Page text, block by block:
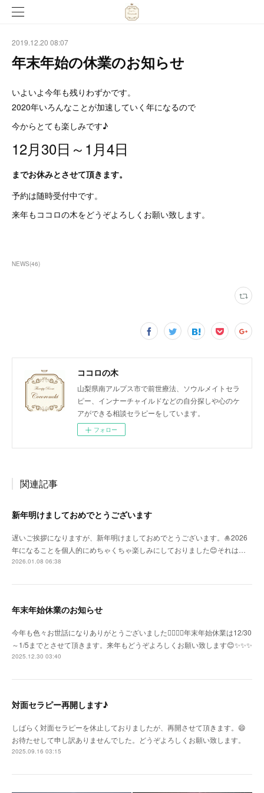
2019.12.20 08:07
年末年始の休業のお知らせ
いよいよ今年も残りわずかです。
2020年いろんなことが加速していく年になるので
今からとても楽しみです♪
12月30日～1月4日
までお休みとさせて頂きます。
予約は随時受付中です。
来年もココロの木をどうぞよろしくお願い致します。
NEWS(46)
ココロの木
山梨県南アルプス市で前世療法、ソウルメイトセラ
ピー、インナーチャイルドなどの自分探しや心のケ
アができる相談セラピーをしています。
フォロー
関連記事
新年明けましておめでとうございます
遅いご挨拶になりますが、新年明けましておめでとうございます。🎍2026
年になることを個人的にめちゃくちゃ楽しみにしておりました😊それは…
2026.01.08 06:38
年末年始休業のお知らせ
今年も色々お世話になりありがとうございました🙇‍♀️🙇‍♀️年末年始休業は12/30
～1/5までとさせて頂きます。来年もどうぞよろしくお願い致します😊✨✨✨
2025.12.30 03:40
対面セラピー再開します♪
しばらく対面セラピーを休止しておりましたが、再開させて頂きます。😄
お待たせして申し訳ありませんでした。どうぞよろしくお願い致します。
2025.09.16 03:15